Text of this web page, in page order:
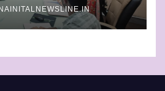
सख्त
NAINITALNEWSLINE.IN